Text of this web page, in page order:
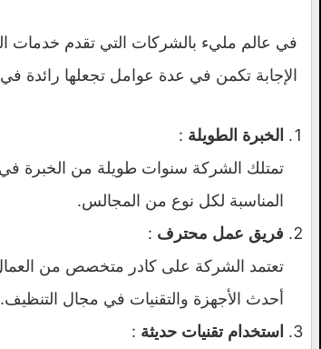
في عالم مليء بالشركات التي تقدم خدمات
الإجابة تكمن في عدة عوامل تجعلها رائدة
الخبرة الطويلة :
تمتلك الشركة سنوات طويلة من الخبرة في
المناسبة لكل نوع من المجالس.
فريق عمل محترف :
تعتمد الشركة على كادر متخصص من
أحدث الأجهزة والتقنيات في مجال التنظيف.
استخدام تقنيات حديثة :